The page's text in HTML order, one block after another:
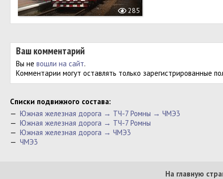
285
Ваш комментарий
Вы не вошли на сайт.
Комментарии могут оставлять только зарегистрированные
Cписки подвижного состава:
— Южная железная дорога → ТЧ-7 Ромны → ЧМЭ3
— Южная железная дорога → ТЧ-7 Ромны
— Южная железная дорога → ЧМЭ3
— ЧМЭ3
На главную